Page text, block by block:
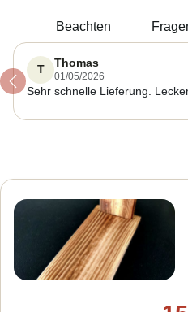
Beachten
T
Thomas
01/05/2026
Sehr schnelle Lieferung.
Previous